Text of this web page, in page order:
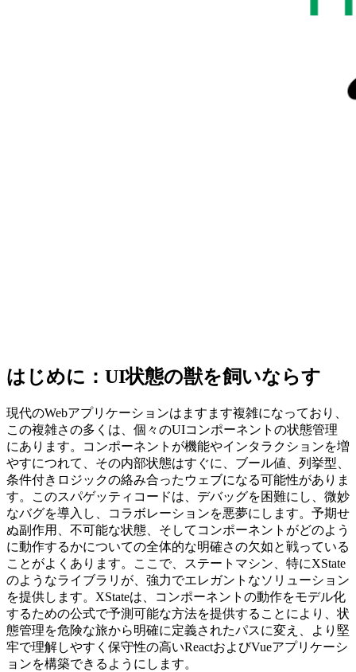
はじめに：UI状態の獣を飼いならす
現代のWebアプリケーションはますます複雑になっており、
この複雑さの多くは、個々のUIコンポーネントの状態管理
にあります。コンポーネントが機能やインタラクションを増
やすにつれて、その内部状態はすぐに、ブール値、列挙型、
条件付きロジックの絡み合ったウェブになる可能性がありま
す。このスパゲッティコードは、デバッグを困難にし、微妙
なバグを導入し、コラボレーションを悪夢にします。予期せ
ぬ副作用、不可能な状態、そしてコンポーネントがどのよう
に動作するかについての全体的な明確さの欠如と戦っている
ことがよくあります。ここで、ステートマシン、特にXState
のようなライブラリが、強力でエレガントなソリューション
を提供します。XStateは、コンポーネントの動作をモデル化
するための公式で予測可能な方法を提供することにより、状
態管理を危険な旅から明確に定義されたパスに変え、より堅
牢で理解しやすく保守性の高いReactおよびVueアプリケーシ
ョンを構築できるようにします。